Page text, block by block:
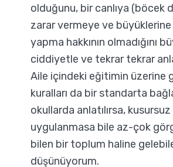
olduğunu, bir canlıya (böcek
zarar vermeye ve büyüklerine
yapma hakkının olmadığını
ciddiyetle ve tekrar tekrar
Aile içindeki eğitimin üzerine
kuralları da bir standarta
okullarda anlatılırsa, kusursuz
uygulanmasa bile az-çok
bilen bir toplum haline
düşünüyorum.